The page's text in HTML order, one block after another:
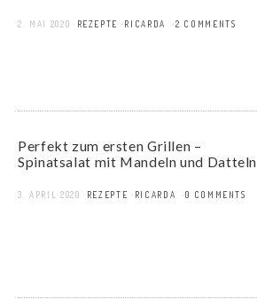
2. MAI 2020 REZEPTE RICARDA 2 COMMENTS
Perfekt zum ersten Grillen –
Spinatsalat mit Mandeln und Datteln
3. APRIL 2020 REZEPTE RICARDA 0 COMMENTS